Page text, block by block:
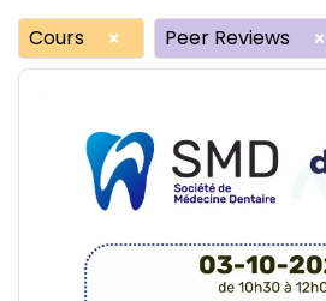
Cours × Peer Reviews ×